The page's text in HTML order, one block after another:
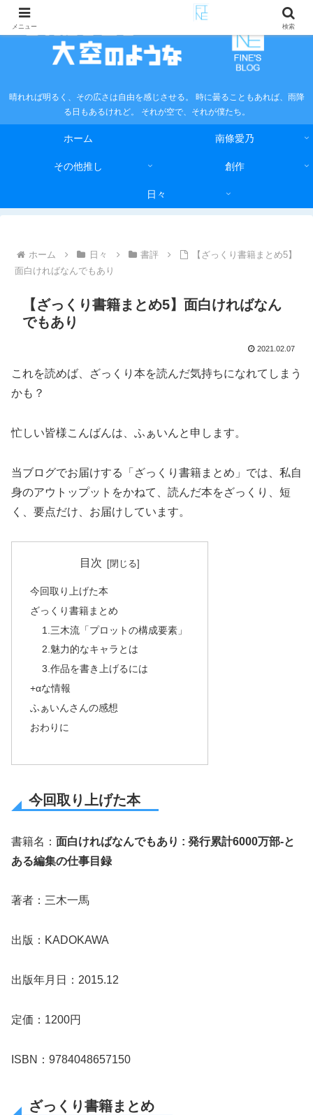
晴れれば明るく、その広さは自由を感じさせる。 時に曇ることもあれば、雨降
る日もあるけれど。 それが空で、それが僕たち。
ホーム 南條愛乃
その他推し 創作
日々
ホーム 日々 書評
【ざっくり書籍まとめ5】
面白ければなんでもあり
【ざっくり書籍まとめ5】面白ければなん
でもあり
2021.02.07
これを読めば、ざっくり本を読んだ気持ちになれてしまう
かも？
忙しい皆様こんばんは、ふぁいんと申します。
当ブログでお届けする「ざっくり書籍まとめ」では、私自
身のアウトップットをかねて、読んだ本をざっくり、短
く、要点だけ、お届けしています。
目次
今回取り上げた本
ざっくり書籍まとめ
1.三木流「プロットの構成要素」
2.魅力的なキャラとは
3.作品を書き上げるには
+αな情報
ふぁいんさんの感想
おわりに
今回取り上げた本
書籍名： 面白ければなんでもあり : 発行累計6000万部-と
ある編集の仕事目録
著者：三木一馬
出版：KADOKAWA
出版年月日：2015.12
定価：1200円
ISBN：9784048657150
ざっくり書籍まとめ
メニュー 検索